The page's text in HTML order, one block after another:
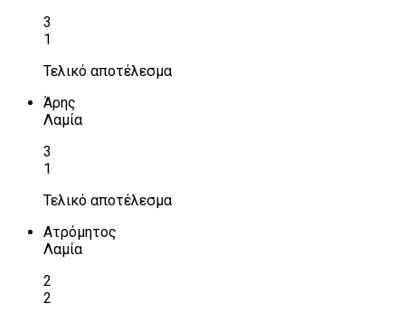
3
1
Τελικό αποτέλεσμα
Άρης
Λαμία
3
1
Τελικό αποτέλεσμα
Ατρόμητος
Λαμία
2
2